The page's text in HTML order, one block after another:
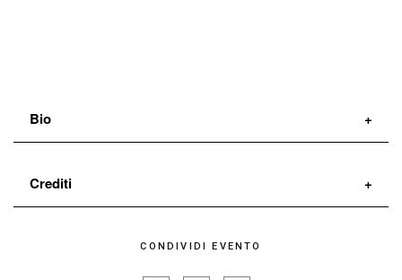
Bio
Ricercatore musicale, sound designer, musicista,
Crediti
di e con Francesco Landucci
CONDIVIDI EVENTO